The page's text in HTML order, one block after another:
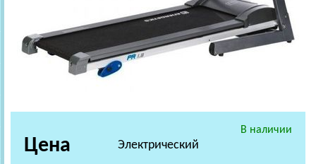
В наличии
Электрический
Цена